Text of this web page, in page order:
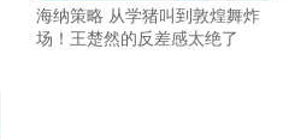
海纳策略 从学猪叫到敦煌舞炸
场！王楚然的反差感太绝了